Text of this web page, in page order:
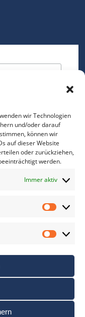
wir Technologien
und/oder darauf
können wir
auf dieser Website
oder zurückziehen,
werden.
Immer aktiv
*